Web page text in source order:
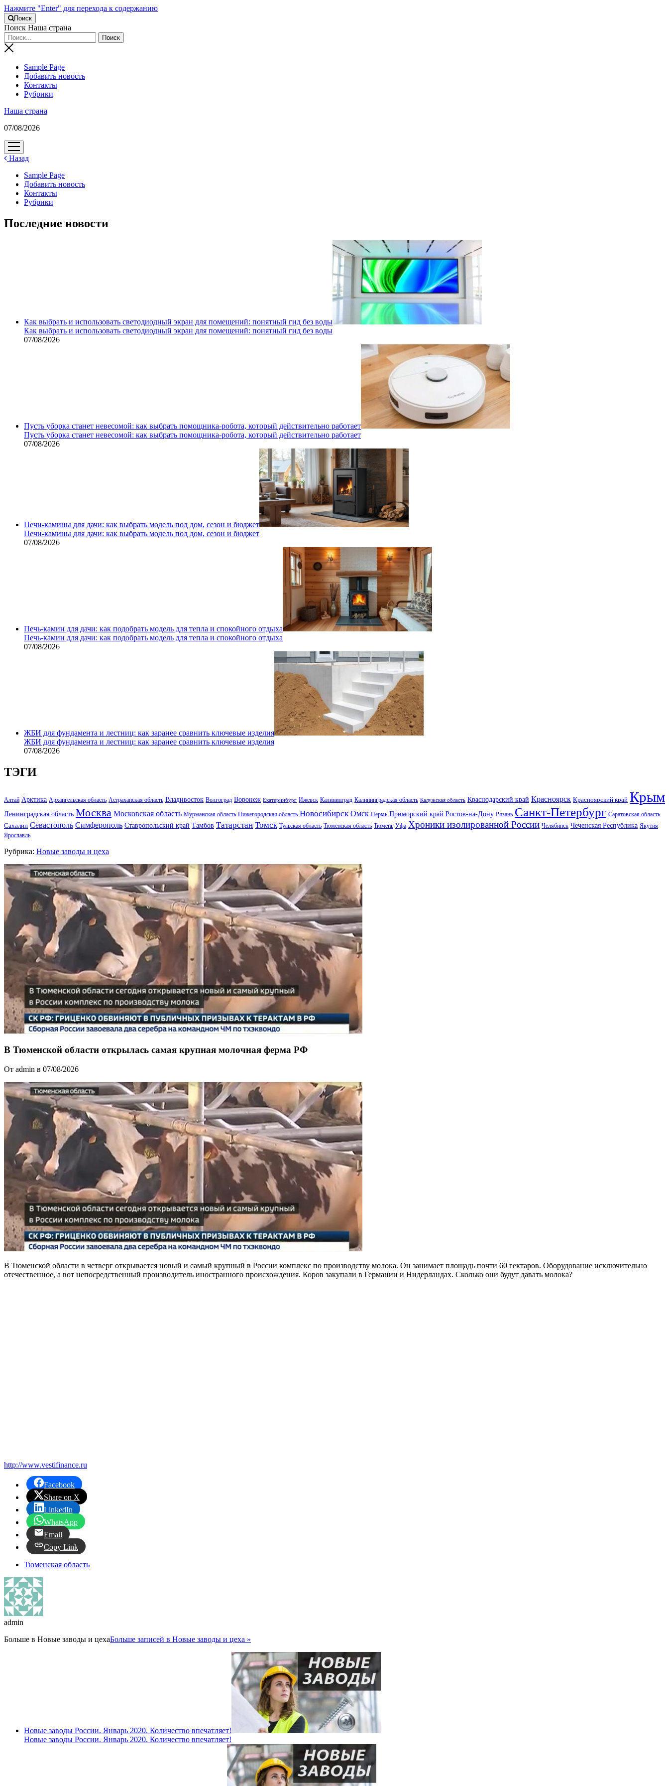
Нажмите "Enter" для перехода к содержанию
Поиск
Поиск Наша страна
Sample Page
Добавить новость
Контакты
Рубрики
Наша страна
07/08/2026
открыть
меню
Назад
Sample Page
Добавить новость
Контакты
Рубрики
Последние новости
Как выбрать и использовать светодиодный экран для помещений: понятный гид без воды
Как выбрать и использовать светодиодный экран для помещений: понятный гид без воды
07/08/2026
Пусть уборка станет невесомой: как выбрать помощника‑робота, который действительно работает
Пусть уборка станет невесомой: как выбрать помощника‑робота, который действительно работает
07/08/2026
Печи-камины для дачи: как выбрать модель под дом, сезон и бюджет
Печи-камины для дачи: как выбрать модель под дом, сезон и бюджет
07/08/2026
Печь-камин для дачи: как подобрать модель для тепла и спокойного отдыха
Печь-камин для дачи: как подобрать модель для тепла и спокойного отдыха
07/08/2026
ЖБИ для фундамента и лестниц: как заранее сравнить ключевые изделия
ЖБИ для фундамента и лестниц: как заранее сравнить ключевые изделия
07/08/2026
ТЭГИ
Алтай Арктика Архангельская область Астраханская область Владивосток Волгоград Воронеж Екатеринбург Ижевск Калининград Калининградская область Калужская область Краснодарский край Красноярск Красноярский край Крым
Ленинградская область Москва Московская область Мурманская область Нижегородская область Новосибирск Омск Пермь Приморский край Ростов-на-Дону Рязань Санкт-Петербург Саратовская область
Сахалин Севастополь Симферополь Ставропольский край Тамбов Татарстан Томск Тульская область Тюменская область Тюмень Уфа Хроники изолированной России Челябинск Чеченская Республика Якутия
Ярославль
Рубрика: Новые заводы и цеха
В Тюменской области открылась самая крупная молочная ферма РФ
От admin в 07/08/2026
В Тюменской области в четверг открывается новый и самый крупный в России комплекс по производству молока. Он занимает площадь почти 60 гектаров. Оборудование исключительно
отечественное, а вот непосредственный производитель иностранного происхождения. Коров закупали в Германии и Нидерландах. Сколько они будут давать молока?
http://www.vestifinance.ru
Facebook
Share on X
LinkedIn
WhatsApp
Email
Copy Link
Тюменская область
admin
Больше в Новые заводы и цехаБольше записей в Новые заводы и цеха »
Новые заводы России. Январь 2020. Количество впечатляет!
Новые заводы России. Январь 2020. Количество впечатляет!